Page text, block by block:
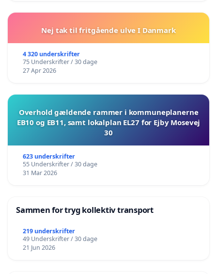
Nej tak til fritgående ulve I Danmark
4 320 underskrifter
75 Underskrifter / 30 dage
27 Apr 2026
Overhold gældende rammer i kommuneplanerne
EB10 og EB11, samt lokalplan EL27 for Ejby Mosevej
30
623 underskrifter
55 Underskrifter / 30 dage
31 Mar 2026
Sammen for tryg kollektiv transport
219 underskrifter
49 Underskrifter / 30 dage
21 Jun 2026